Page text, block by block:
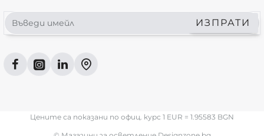
Въведи
имейл
ИЗПРАТИ
Цените са показани по офиц. курс 1 EUR = 1.95583 BGN